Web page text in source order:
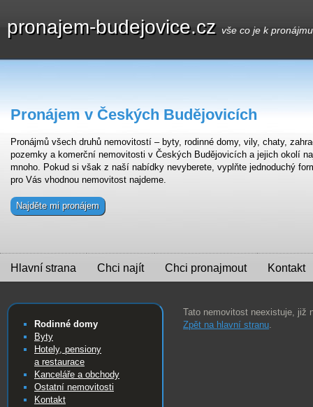
pronajem-budejovice.cz vše co je k
Hlavní strana Chci najít Chci pronajmout Kontakt
Pronájem v Českých Budějovicích
Pronájmů všech druhů nemovitostí – byty, rodinné domy, vily, chaty,
pozemky a komerční nemovitosti v Českých Budějovicích a jejich okolí
mnoho. Pokud si však z naší nabídky nevyberete, vyplňte jednoduchý
pro Vás vhodnou nemovitost najdeme.
Najděte mi pronájem
Tato nemovitost neexistuje, již
Zpět na hlavní stranu.
Rodinné domy
Byty
Hotely, pensiony
a restaurace
Kanceláře a obchody
Ostatní nemovitosti
Kontakt